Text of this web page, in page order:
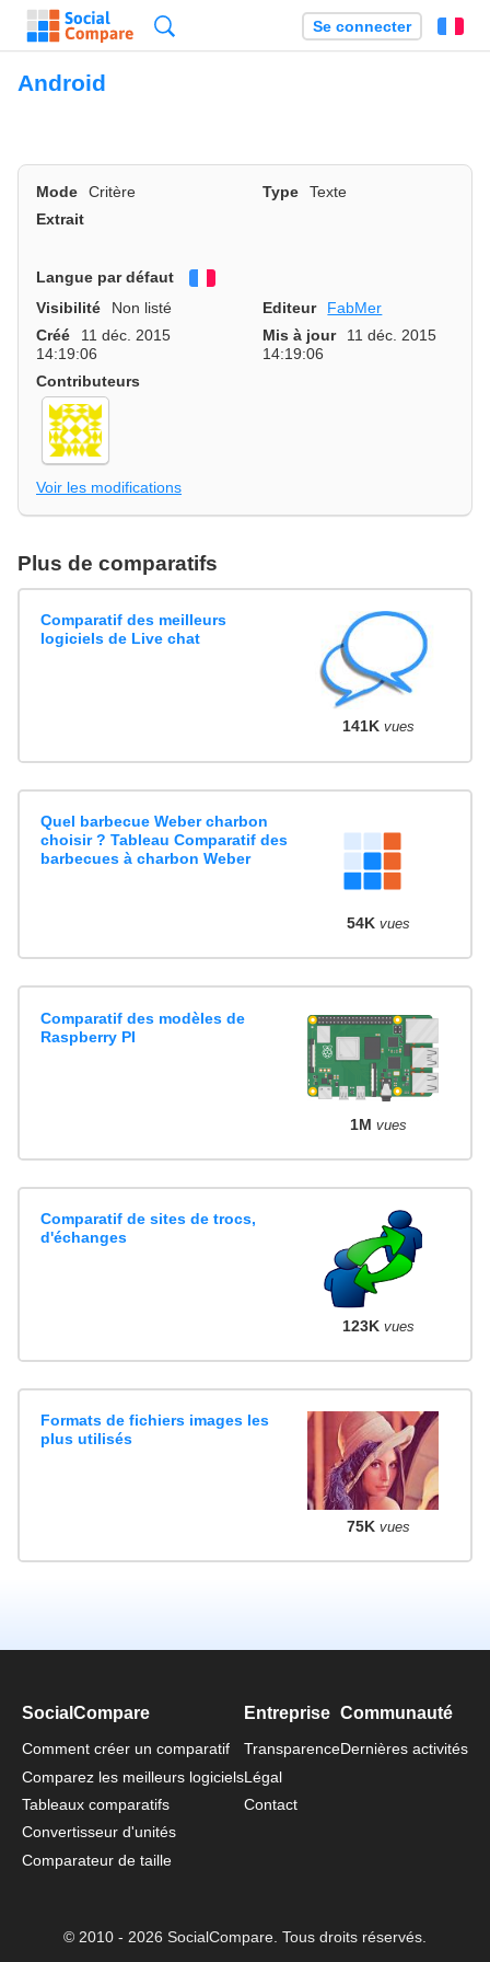
Se connecter
Android
Mode Critère Type
Texte
Extrait
Langue par défaut
Visibilité
Non listé Editeur
FabMer
Créé
11 déc. 2015
14:19:06
Mis à jour
11 déc. 2015
14:19:06
Contributeurs
Voir les modifications
Plus de comparatifs
Comparatif des meilleurs
logiciels de Live chat
141K vues
Quel barbecue Weber charbon
choisir ? Tableau Comparatif des
barbecues à charbon Weber
54K vues
Comparatif des modèles de
Raspberry PI
1M vues
Comparatif de sites de trocs,
d'échanges
123K vues
Formats de fichiers images les
plus utilisés
75K vues
SocialCompare
Comment créer un comparatif
Comparez les meilleurs logiciels
Tableaux comparatifs
Convertisseur d'unités
Comparateur de taille
Entreprise
Transparence
Légal
Contact
Communauté
Dernières activités
© 2010 - 2026 SocialCompare. Tous droits réservés.